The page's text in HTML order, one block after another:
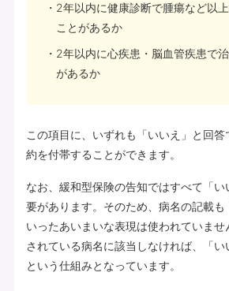
2年以内に健康診断で腫瘍など以
ことがあるか
2年以内に心疾患・脳血管疾患で
があるか
この項目に、いずれも「いいえ」と回
約を付帯することができます。
なお、緩和型保険の告知ではすべて「
要があります。そのため、病名の記載も
いったあいまいな表現は使われていま
されている病名に該当しなければ、「い
という仕組みとなっています。